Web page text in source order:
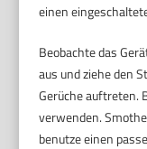
einen
Beobachte das
aus und ziehe den
Gerüche auftreten.
verwenden.
benutze einen